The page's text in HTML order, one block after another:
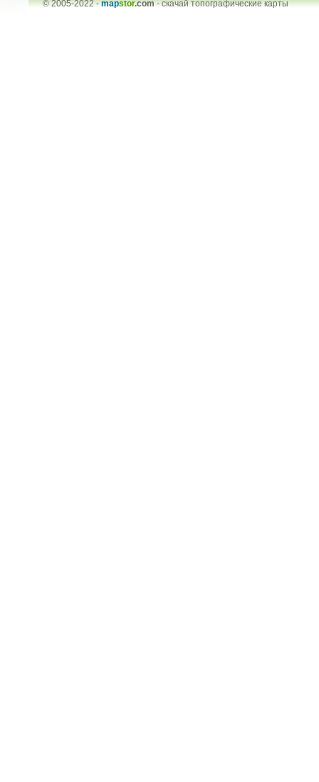
© 2005-2022 -mapstor.com-скачай топографические карты